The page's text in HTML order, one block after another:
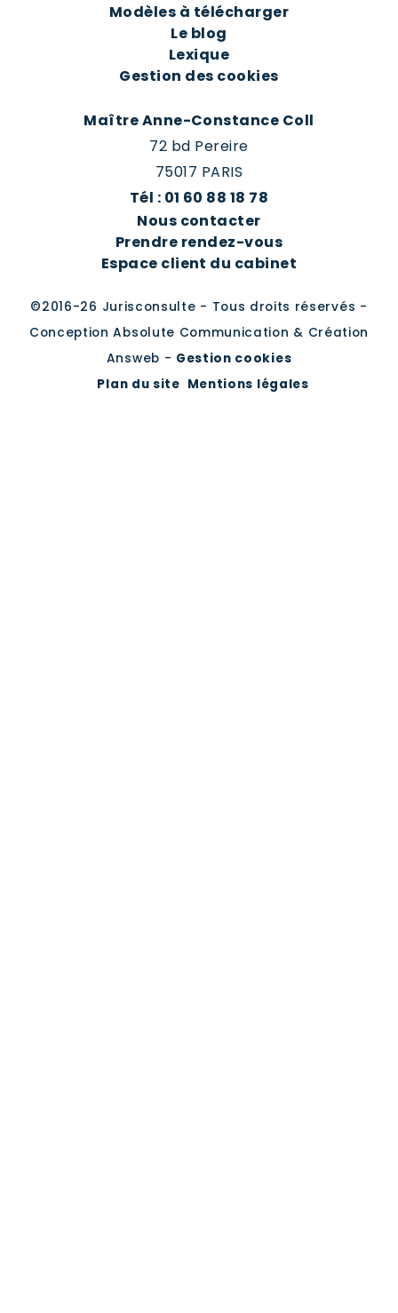
Modèles à télécharger
Le blog
Lexique
Gestion des cookies
Maître Anne-Constance Coll
72 bd Pereire
75017 PARIS
Tél : 01 60 88 18 78
Nous contacter
Prendre rendez-vous
Espace client du cabinet
©2016-26 Jurisconsulte - Tous droits réservés -
Conception Absolute Communication & Création
Answeb - Gestion cookies
Plan du site Mentions légales